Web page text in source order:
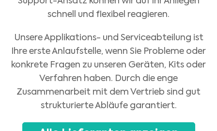
Medical Advice Disclaimer
ÄRZTLICHE BERATUNG
dieser Website enthaltene Materialien, dienen Informationszwecken und sind
nur für Gesundheitspersonal bzw. Angehörige von Gesundheitsberufen
Website oder in verlinkten Inhalten zu finden sind.
schnell und flexibel reagieren.
Unsere Applikations- und Serviceabteilung ist
Ihre erste Anlaufstelle, wenn Sie Probleme oder
konkrete Fragen zu unseren Geräten, Kits oder
Verfahren haben. Durch die enge
Zusammenarbeit mit dem Vertrieb sind gut
strukturierte Abläufe garantiert.